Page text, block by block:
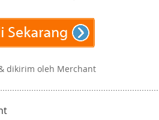
dikirim oleh Merchant